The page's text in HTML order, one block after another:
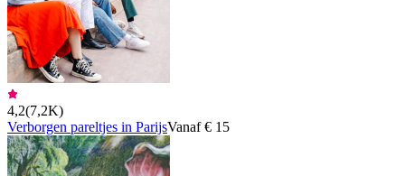
4,2(7,2K)
Verborgen pareltjes in ParijsVanaf € 15